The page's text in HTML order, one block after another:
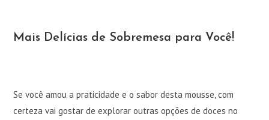
Mais Delícias de Sobremesa para Você!
Se você amou a praticidade e o sabor desta mousse, com
certeza vai gostar de explorar outras opções de doces no